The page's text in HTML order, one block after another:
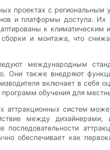
проектах с региональным
и платформы доступа. Их
к климатическим
и монтажа, что
международным
Они также внедряют
включает в себя
обучения для
аттракционных систем
между дизайнерами,
последовательности
обеспечивает как